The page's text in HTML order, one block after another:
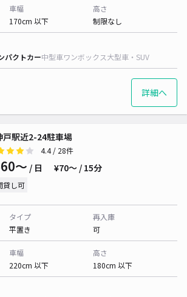
車幅
170cm 以下
高さ
制限なし
パクトカー中型車ワンボックス大型車・SUV
詳細へ
戸駅近2-24駐車場
4.4/ 28件
〜 / 日 ¥70〜 / 15分
貸し可
タイプ
平置き
再入庫
可
車幅
220cm 以下
高さ
180cm 以下